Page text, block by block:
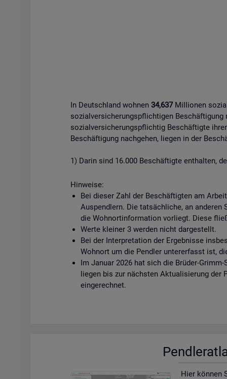
In Deutschland wohnen 34,637Millionen
sozialversicherungspflichtigen
sozialversicherungspflichtig Beschäftigte
Beschäftigung nachgehen, liegen in der
1) Darin sind 16.000 Beschäftigte enthalten,
Hinweise:
Bei dieser Zahl der Beschäftigten am
Auspendlern. Die tatsächliche, an
die Wohnortinformation vorliegt. Diese
Werte kleiner 3 werden nicht dargestellt.
Bei der Interpretation der Ergebnisse
Wohnort um die Pendler untererfasst ist,
Im Januar 2026 hat sich die Brüder-
liegen bis zur nächsten Aktualisierung der
eingerechnet.
Hier kön­nen